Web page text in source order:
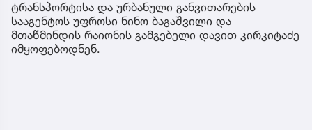
ტრანსპორტისა და ურბანული განვითარების
სააგენტოს უფროსი ნინო ბაგაშვილი და
მთაწმინდის რაიონის გამგებელი დავით კირკიტაძე
იმყოფებოდნენ.